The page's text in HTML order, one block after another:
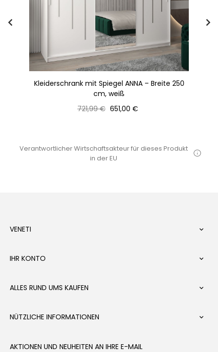
Kleiderschrank mit Spiegel ANNA – Breite 250
cm, weiß
Normaler
721,99 € Preis
651,00 €
Verantwortlicher Wirtschaftsakteur für dieses Produkt
in der EU
VENETI 
IHR KONTO 
ALLES RUND UMS KAUFEN 
NÜTZLICHE INFORMATIONEN 
AKTIONEN UND NEUHEITEN AN IHRE E-MAIL